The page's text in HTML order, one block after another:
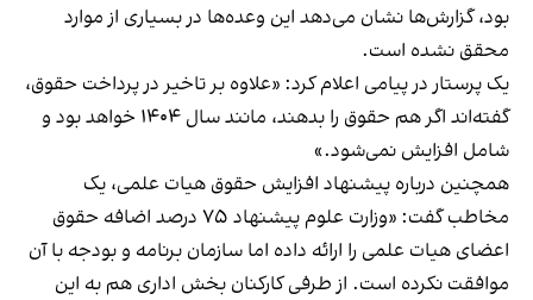
بود، گزارش‌ها نشان می‌دهد این وعده‌ها در بسیاری از موارد
محقق نشده است.
یک پرستار در پیامی اعلام کرد: «علاوه بر تاخیر در پرداخت حقوق،
گفته‌اند اگر هم حقوق را بدهند، مانند سال ۱۴۰۴ خواهد بود و
شامل افزایش نمی‌شود.»
همچنین درباره پیشنهاد افزایش حقوق هیات علمی، یک
مخاطب گفت: «وزارت علوم پیشنهاد ۷۵ درصد اضافه حقوق
اعضای هیات علمی را ارائه داده اما سازمان برنامه و بودجه با آن
موافقت نکرده است. از طرفی کارکنان بخش اداری هم به این